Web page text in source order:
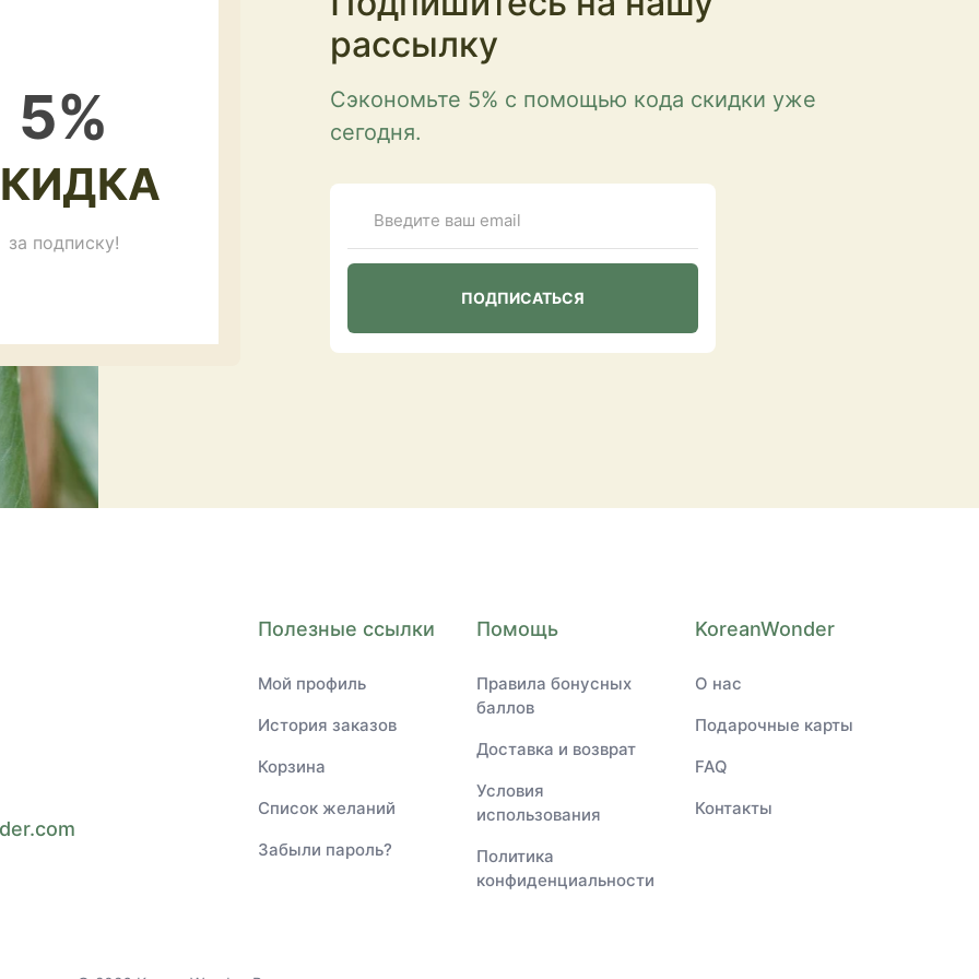
5%
за подписку!
рассылку
Сэкономьте 5% с помощью кода скидки уже
сегодня.
Полезные ссылки
Мой профиль
История заказов
Корзина
Список желаний
Забыли пароль?
Помощь
Правила бонусных
баллов
Доставка и возврат
Условия
использования
Политика
конфиденциальности
KoreanWonder
О нас
Подарочные карты
FAQ
Контакты